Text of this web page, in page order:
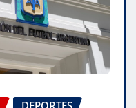
DEPORTES